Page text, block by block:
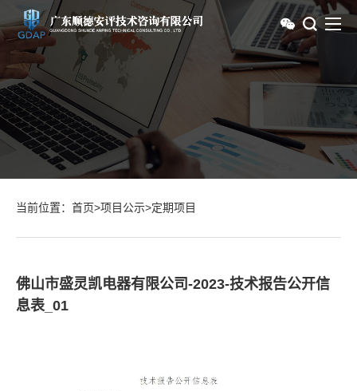
当前位置： 首页>项目公示>定期项目
佛山市盛灵凯电器有限公司-2023-技术报告公开信
息表_01